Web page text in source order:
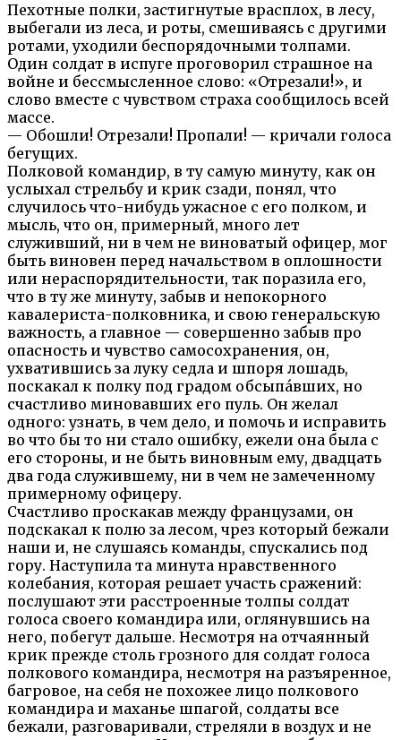
Пехотные полки, застигнутые врасплох, в лесу,
выбегали из леса, и роты, смешиваясь с другими
ротами, уходили беспорядочными толпами.
Один солдат в испуге проговорил страшное на
войне и бессмысленное слово: «Отрезали!», и
слово вместе с чувством страха сообщилось всей
массе.
— Обошли! Отрезали! Пропали! — кричали голоса
бегущих.
Полковой командир, в ту самую минуту, как он
услыхал стрельбу и крик сзади, понял, что
случилось что-нибудь ужасное с его полком, и
мысль, что он, примерный, много лет
служивший, ни в чем не виноватый офицер, мог
быть виновен перед начальством в оплошности
или нераспорядительности, так поразила его,
что в ту же минуту, забыв и непокорного
кавалериста-полковника, и свою генеральскую
важность, а главное — совершенно забыв про
опасность и чувство самосохранения, он,
ухватившись за луку седла и шпоря лошадь,
поскакал к полку под градом обсыпа́вших, но
счастливо миновавших его пуль. Он желал
одного: узнать, в чем дело, и помочь и исправить
во что бы то ни стало ошибку, ежели она была с
его стороны, и не быть виновным ему, двадцать
два года служившему, ни в чем не замеченному
примерному офицеру.
Счастливо проскакав между французами, он
подскакал к полю за лесом, чрез который бежали
наши и, не слушаясь команды, спускались под
гору. Наступила та минута нравственного
колебания, которая решает участь сражений:
послушают эти расстроенные толпы солдат
голоса своего командира или, оглянувшись на
него, побегут дальше. Несмотря на отчаянный
крик прежде столь грозного для солдат голоса
полкового командира, несмотря на разъяренное,
багровое, на себя не похожее лицо полкового
командира и маханье шпагой, солдаты все
бежали, разговаривали, стреляли в воздух и не